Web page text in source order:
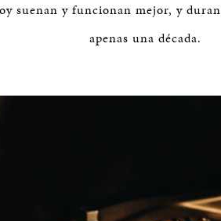
suenan y funcionan mejor, y
apenas una década.